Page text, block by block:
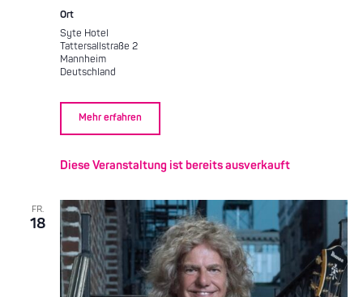
Ort
Syte Hotel
Tattersallstraße 2
Mannheim
Deutschland
Mehr erfahren
Diese Veranstaltung ist bereits ausverkauft
FR.
18